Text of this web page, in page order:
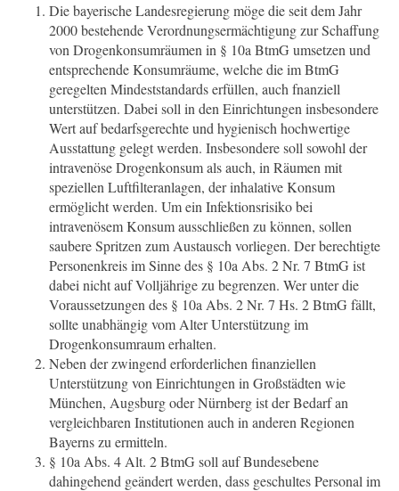
Die bayerische Landesregierung möge die seit dem Jahr
2000 bestehende Verordnungsermächtigung zur Schaffung
von Drogenkonsumräumen in § 10a BtmG umsetzen und
entsprechende Konsumräume, welche die im BtmG
geregelten Mindeststandards erfüllen, auch fnanziell
unterstützen. Dabei soll in den Einrichtungen insbesondere
Wert auf bedarfsgerechte und hygienisch hochwertige
Ausstattung gelegt werden. Insbesondere soll sowohl der
intravenöse Drogenkonsum als auch, in Räumen mit
speziellen Luftfilteranlagen, der inhalative Konsum
ermöglicht werden. Um ein Infektionsrisiko bei
intravenösem Konsum ausschließen zu können, sollen
saubere Spritzen zum Austausch vorliegen. Der berechtigte
Personenkreis im Sinne des § 10a Abs. 2 Nr. 7 BtmG ist
dabei nicht auf Volljährige zu begrenzen. Wer unter die
Voraussetzungen des § 10a Abs. 2 Nr. 7 Hs. 2 BtmG fällt,
sollte unabhängig vom Alter Unterstützung im
Drogenkonsumraum erhalten.
Neben der zwingend erforderlichen finanziellen
Unterstützung von Einrichtungen in Großstädten wie
München, Augsburg oder Nürnberg ist der Bedarf an
vergleichbaren Institutionen auch in anderen Regionen
Bayerns zu ermitteln.
§ 10a Abs. 4 Alt. 2 BtmG soll auf Bundesebene
dahingehend geändert werden, dass geschultes Personal im